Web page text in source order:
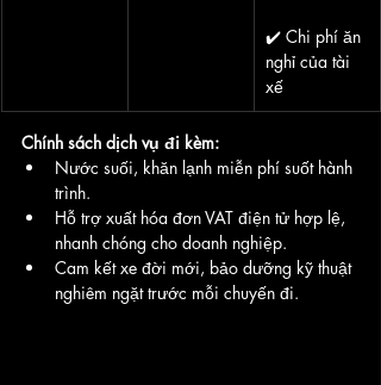
✔️ Chi phí ăn
nghỉ của tài
xế
Chính sách dịch vụ đi kèm:
Nước suối, khăn lạnh miễn phí suốt hành
trình.
Hỗ trợ xuất hóa đơn VAT điện tử hợp lệ,
nhanh chóng cho doanh nghiệp.
Cam kết xe đời mới, bảo dưỡng kỹ thuật
nghiêm ngặt trước mỗi chuyến đi.